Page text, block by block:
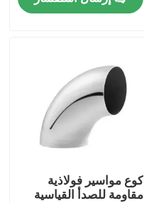
كوع مواسير فولاذية
مقاومة للصدأ القياسية